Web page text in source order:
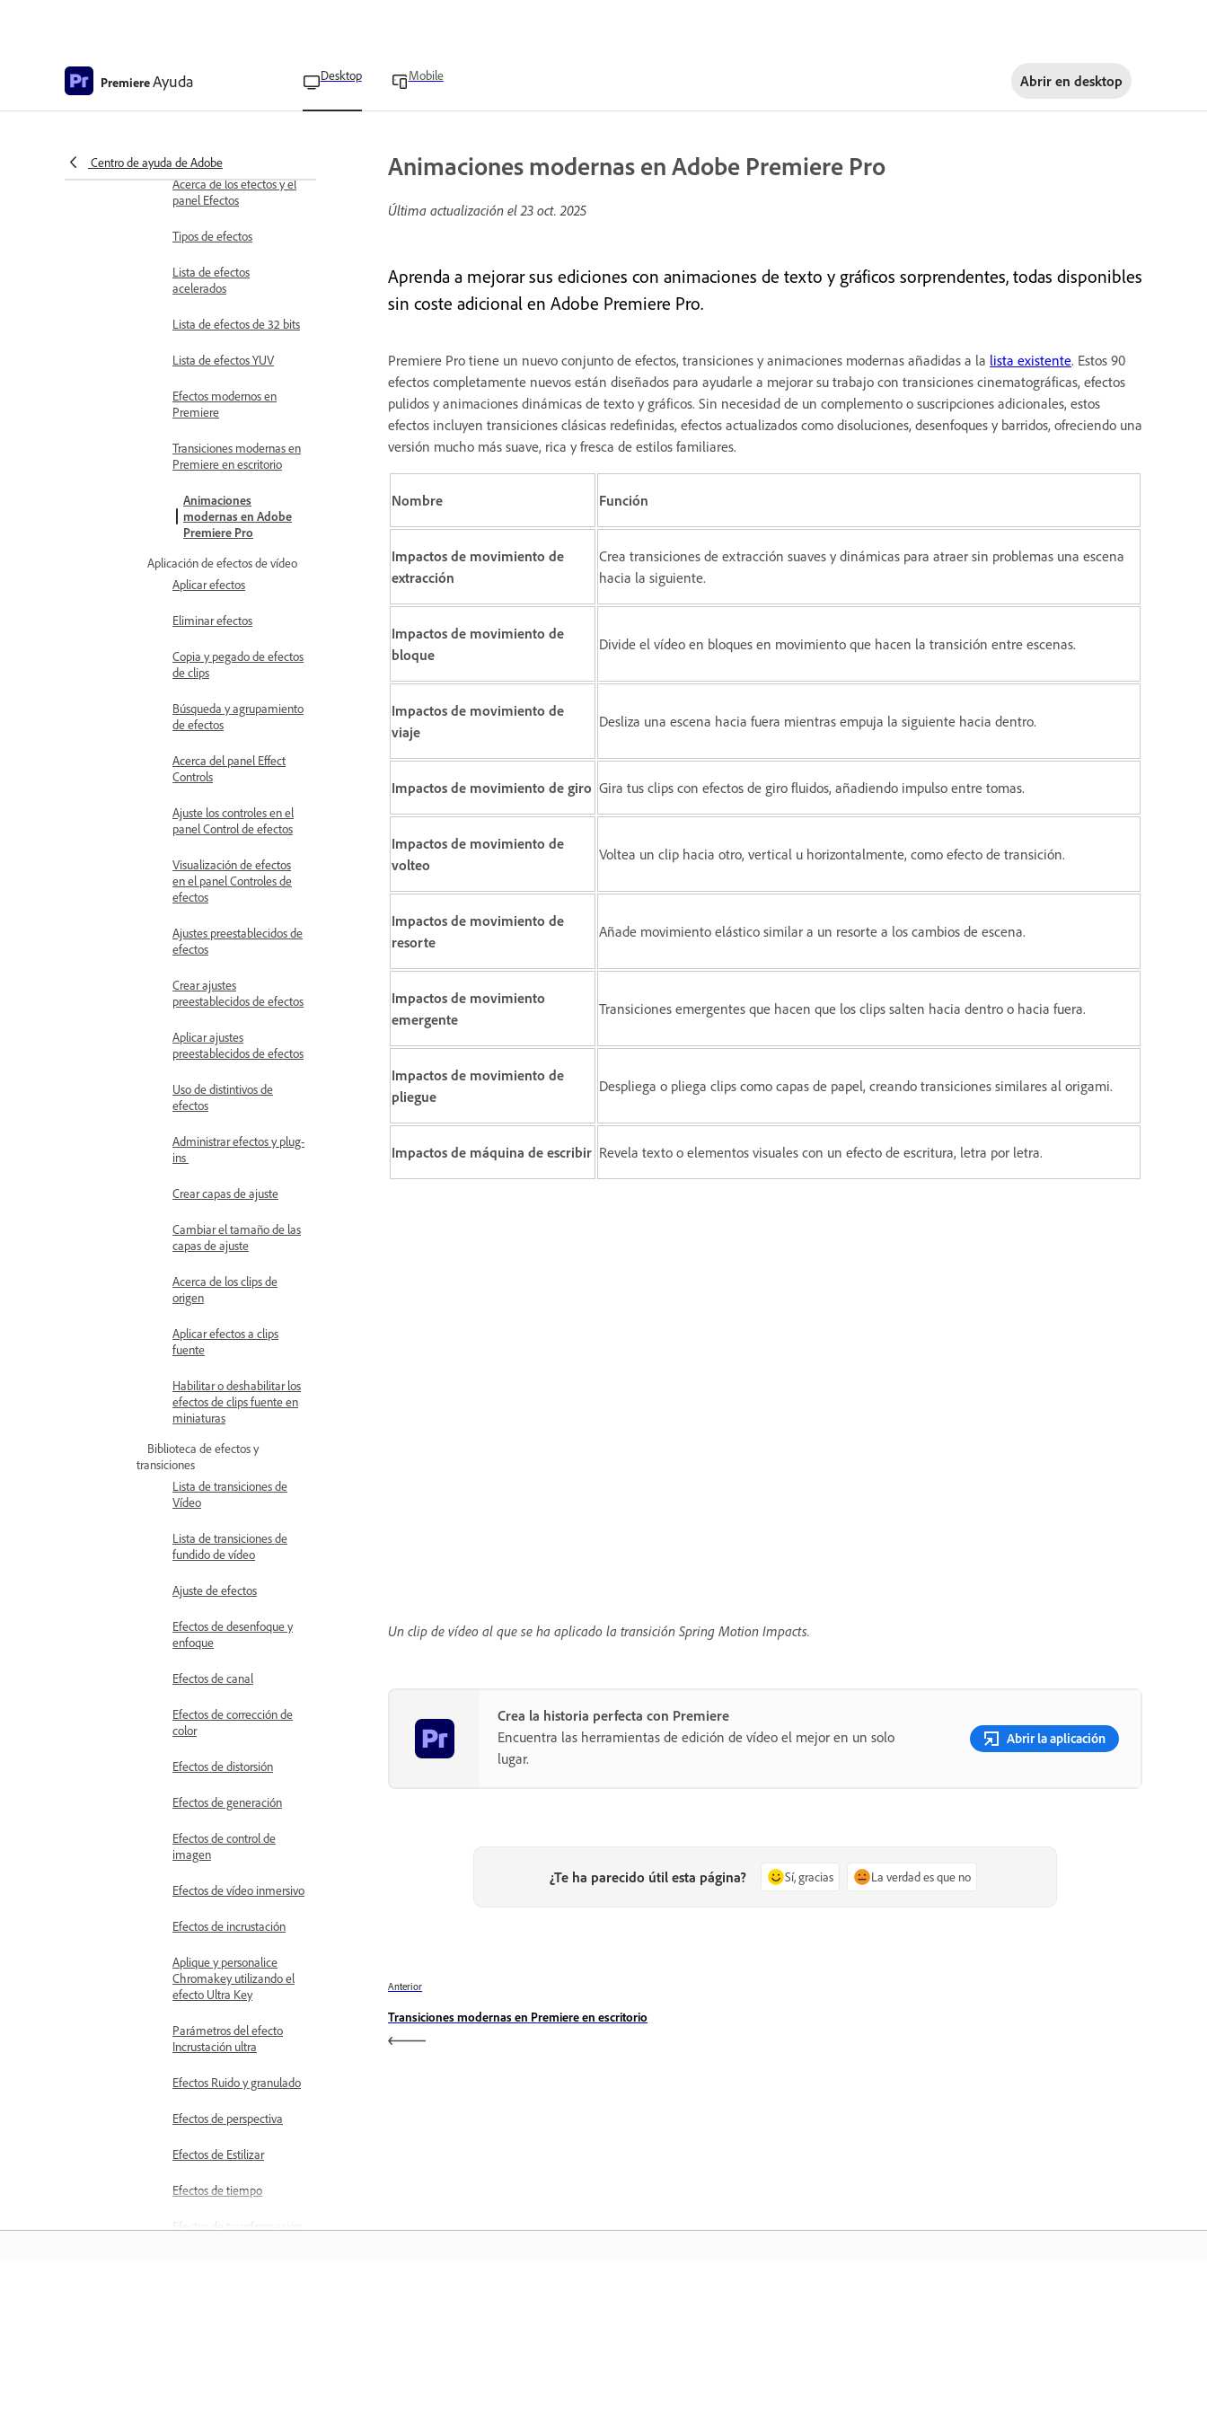
PremiereAyuda Desktop Mobile Abrir en desktop
Centro de ayuda de Adobe
sola palabra
Tipos de efectos
Acerca de los efectos y el
panel Efectos
Tipos de efectos
Lista de efectos
acelerados
Lista de efectos de 32 bits
Lista de efectos YUV
Efectos modernos en
Premiere
Transiciones modernas en
Premiere en escritorio
Animaciones
modernas en Adobe
Premiere Pro
Aplicación de efectos de vídeo
Aplicar efectos
Eliminar efectos
Copia y pegado de efectos
de clips
Búsqueda y agrupamiento
de efectos
Acerca del panel Effect
Controls
Ajuste los controles en el
panel Control de efectos
Visualización de efectos
en el panel Controles de
efectos
Ajustes preestablecidos de
efectos
Crear ajustes
preestablecidos de efectos
Aplicar ajustes
preestablecidos de efectos
Uso de distintivos de
efectos
Administrar efectos y plug-
ins
Crear capas de ajuste
Cambiar el tamaño de las
capas de ajuste
Acerca de los clips de
origen
Aplicar efectos a clips
fuente
Habilitar o deshabilitar los
efectos de clips fuente en
miniaturas
Biblioteca de efectos y
transiciones
Lista de transiciones de
Vídeo
Lista de transiciones de
fundido de vídeo
Ajuste de efectos
Efectos de desenfoque y
enfoque
Efectos de canal
Efectos de corrección de
color
Efectos de distorsión
Efectos de generación
Efectos de control de
imagen
Efectos de vídeo inmersivo
Efectos de incrustación
Aplique y personalice
Chromakey utilizando el
efecto Ultra Key
Parámetros del efecto
Incrustación ultra
Efectos Ruido y granulado
Efectos de perspectiva
Efectos de Estilizar
Efectos de tiempo
Efectos de transformación
Animaciones modernas en Adobe Premiere Pro
Última actualización el23 oct. 2025
Aprenda a mejorar sus ediciones con animaciones de texto y gráficos sorprendentes, todas disponibles
sin coste adicional en Adobe Premiere Pro.
Premiere Pro tiene un nuevo conjunto de efectos, transiciones y animaciones modernas añadidas a la lista existente. Estos 90
efectos completamente nuevos están diseñados para ayudarle a mejorar su trabajo con transiciones cinematográficas, efectos
pulidos y animaciones dinámicas de texto y gráficos. Sin necesidad de un complemento o suscripciones adicionales, estos
efectos incluyen transiciones clásicas redefinidas, efectos actualizados como disoluciones, desenfoques y barridos, ofreciendo una
versión mucho más suave, rica y fresca de estilos familiares.
Nombre Función
Impactos de movimiento de
extracción
Crea transiciones de extracción suaves y dinámicas para atraer sin problemas una escena
hacia la siguiente.
Impactos de movimiento de
bloque
Divide el vídeo en bloques en movimiento que hacen la transición entre escenas.
Impactos de movimiento de
viaje
Desliza una escena hacia fuera mientras empuja la siguiente hacia dentro.
Impactos de movimiento de giro Gira tus clips con efectos de giro fluidos, añadiendo impulso entre tomas.
Impactos de movimiento de
volteo
Voltea un clip hacia otro, vertical u horizontalmente, como efecto de transición.
Impactos de movimiento de
resorte
Añade movimiento elástico similar a un resorte a los cambios de escena.
Impactos de movimiento
emergente
Transiciones emergentes que hacen que los clips salten hacia dentro o hacia fuera.
Impactos de movimiento de
pliegue
Despliega o pliega clips como capas de papel, creando transiciones similares al origami.
Impactos de máquina de escribir Revela texto o elementos visuales con un efecto de escritura, letra por letra.
Un clip de vídeo al que se ha aplicado la transición Spring Motion Impacts.
Crea la historia perfecta con Premiere
Encuentra las herramientas de edición de vídeo el mejor en un solo
lugar.
Abrir la aplicación
¿Te ha parecido útil esta página? Sí, gracias La verdad es que no
Anterior
Transiciones modernas en Premiere en escritorio